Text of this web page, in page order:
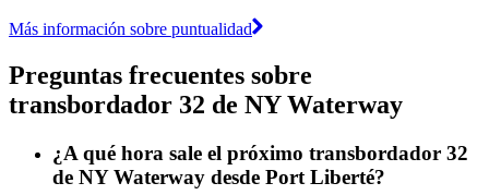
Más información sobre puntualidad
Preguntas frecuentes sobre
transbordador 32 de NY Waterway
¿A qué hora sale el próximo transbordador 32
de NY Waterway desde Port Liberté?